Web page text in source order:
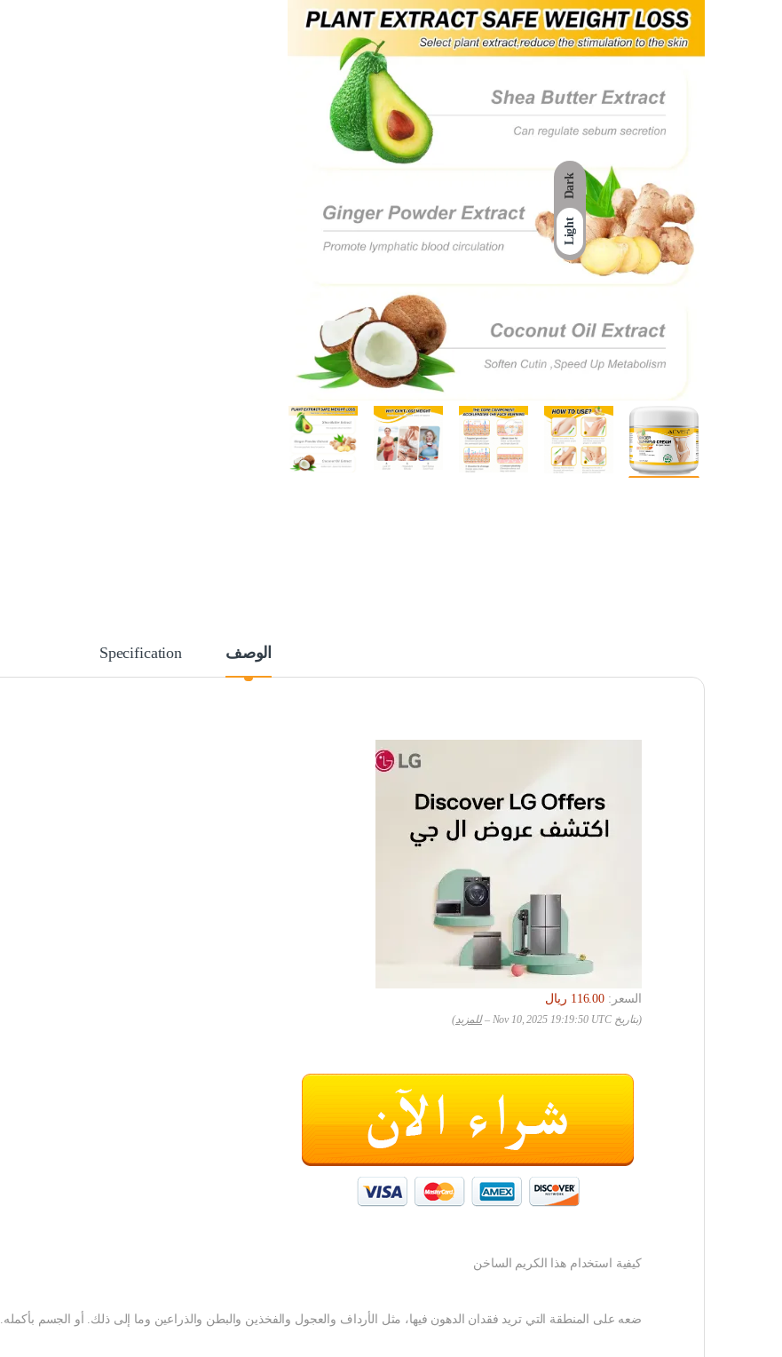
Dark
Light
الوصف Specification
السعر:
‏116.00 ريال
(بتاريخ Nov 10, 2025 19:19:50 UTC – للمزيد)
كيفية استخدام هذا الكريم الساخن
ضعه على المنطقة التي تريد فقدان الدهون فيها، مثل الأرداف والعجول والفخذين والبطن والذراعين وما إلى ذلك. أو الجسم بأكمله.